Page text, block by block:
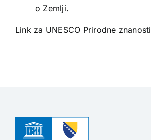
o Zemlji.
Link za UNESCO Prirodne znanosti